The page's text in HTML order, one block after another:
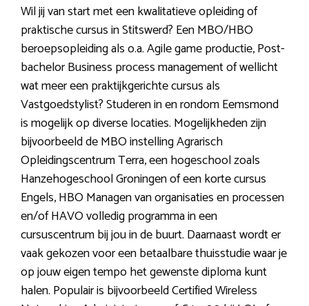
Wil jij van start met een kwalitatieve opleiding of
praktische cursus in Stitswerd? Een MBO/HBO
beroepsopleiding als o.a. Agile game productie, Post-
bachelor Business process management of wellicht
wat meer een praktijkgerichte cursus als
Vastgoedstylist? Studeren in en rondom Eemsmond
is mogelijk op diverse locaties. Mogelijkheden zijn
bijvoorbeeld de MBO instelling Agrarisch
Opleidingscentrum Terra, een hogeschool zoals
Hanzehogeschool Groningen of een korte cursus
Engels, HBO Managen van organisaties en processen
en/of HAVO volledig programma in een
cursuscentrum bij jou in de buurt. Daarnaast wordt er
vaak gekozen voor een betaalbare thuisstudie waar je
op jouw eigen tempo het gewenste diploma kunt
halen. Populair is bijvoorbeeld Certified Wireless